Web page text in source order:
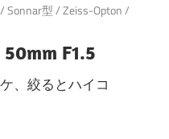
/Sonnar型/Zeiss-Opton/
F1.5
、絞るとハイコ